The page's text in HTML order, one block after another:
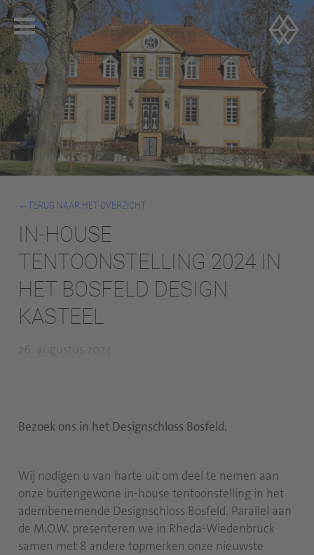
TERUG NAAR HET OVERZICHT
IN-HOUSE
TENTOONSTELLING 2024 IN
HET BOSFELD DESIGN
KASTEEL
Bezoek ons in het Designschloss Bosfeld.
Wij nodigen u van harte uit om deel te nemen aan
onze buitengewone in-house tentoonstelling in het
adembenemende Designschloss Bosfeld. Parallel aan
de M.O.W. presenteren we in Rheda-Wiedenbrück
samen met 8 andere topmerken onze nieuwste